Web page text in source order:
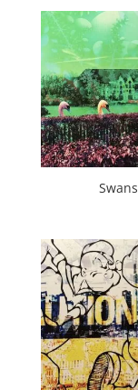
Swans